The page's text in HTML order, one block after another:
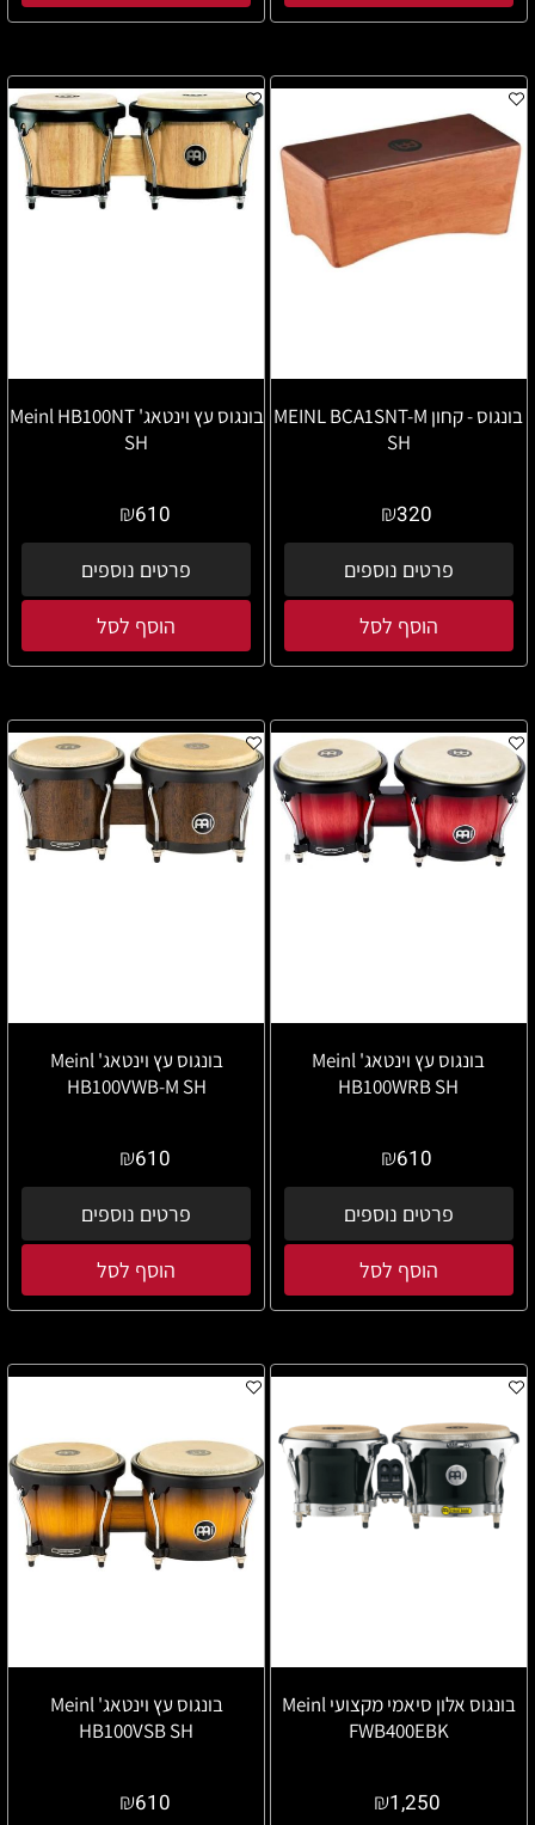
בונגוס - קחון MEINL BCA1SNT-M
SH
₪320
פרטים נוספים
הוסף לסל
בונגוס עץ וינטאג' Meinl HB100NT
SH
₪610
פרטים נוספים
הוסף לסל
בונגוס עץ וינטאג' Meinl
HB100WRB SH
₪610
פרטים נוספים
הוסף לסל
בונגוס עץ וינטאג' Meinl
HB100VWB-M SH
₪610
פרטים נוספים
הוסף לסל
בונגוס אלון סיאמי מקצועי Meinl
FWB400EBK
₪1,250
בונגוס עץ וינטאג' Meinl
HB100VSB SH
₪610